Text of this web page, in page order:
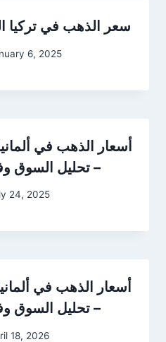
سعر الذهب في تركيا اليوم 06
6, 2025
– تحليل السوق
24, 2025
– تحليل السوق
18, 2026